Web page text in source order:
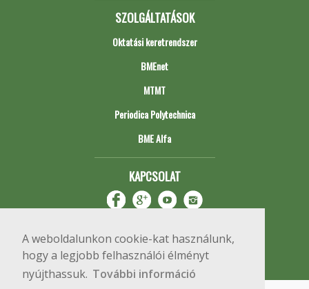
A weboldalunkon cookie-kat használunk,
hogy a legjobb felhasználói élményt
nyújthassuk. További információ
SZOLGÁLTATÁSOK
Oktatási keretrendszer
BMEnet
MTMT
Periodica Polytechnica
BME Alfa
KAPCSOLAT